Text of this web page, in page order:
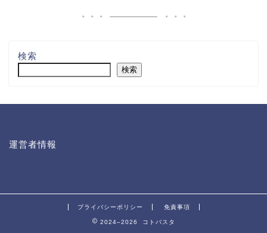
検索
検索
運営者情報
プライバシーポリシー 免責事項
2024–2026 コトバスタ